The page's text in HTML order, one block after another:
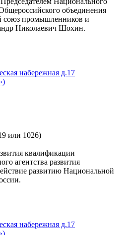
объединения
союз промышленников и
Николаевич Шохин.
набережная д.17
или 1026)
квалификации
агентства развития
развитию Национальной
набережная д.17